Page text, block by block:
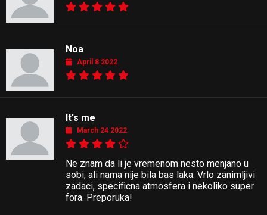
Noa
April 8 2022
It's me
March 24 2022
Ne znam da li je vremenom nesto menjano u
sobi, ali nama nije bila bas laka. Vrlo zanimljivi
zadaci, specificna atmosfera i nekoliko super
fora. Preporuka!